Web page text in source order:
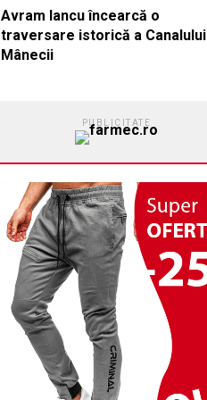
Avram Iancu încearcă o
traversare istorică a Canalului
Mânecii
PUBLICITATE